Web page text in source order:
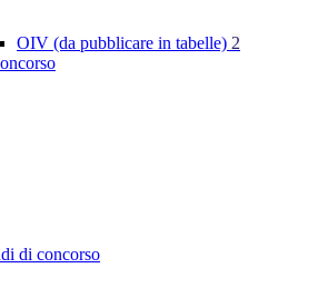
OIV (da pubblicare in tabelle) 2
di concorso